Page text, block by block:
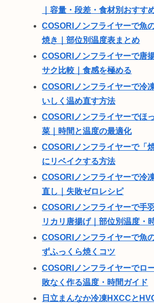
｜容量・段差・食材別おすす
COSORIノンフライヤーで魚
焼き｜部位別温度表まとめ
COSORIノンフライヤーで唐
サク比較｜食感を極める
COSORIノンフライヤーで冷
いしく温め直す方法
COSORIノンフライヤーでほ
菜｜時間と温度の最適化
COSORIノンフライヤーで「
にリベイクする方法
COSORIノンフライヤーで冷
直し｜失敗ゼロレシピ
COSORIノンフライヤーで手
リカリ唐揚げ｜部位別温度・
COSORIノンフライヤーで魚
ずふっくら焼くコツ
COSORIノンフライヤーでロ
敗なく作る温度・時間ガイド
日立まんなか冷凍HXCCと